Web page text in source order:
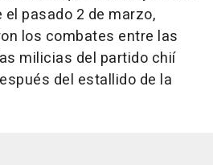
pasado 2 de marzo,
los combates entre las
milicias del partido chií
del estallido de la